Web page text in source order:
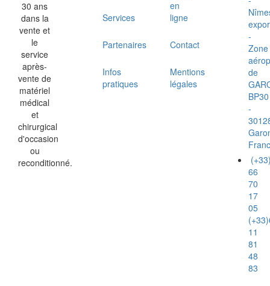
30 ans
dans la
vente et
le
service
après-
vente de
matériel
médical
et
chirurgical
d'occasion
ou
reconditionné.
Services
Partenaires
Infos
pratiques
en
ligne
Contact
Mentions
légales
-
Zone
de
BP30
-
66
70
17
05
11
81
48
83